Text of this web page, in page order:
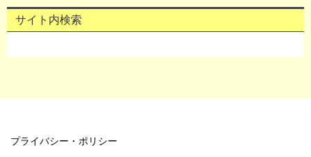
サイト内検索
プライバシー・ポリシー